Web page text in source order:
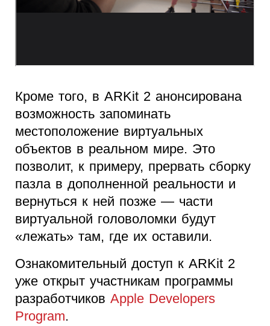
Кроме того, в ARKit 2 анонсирована
возможность запоминать
местоположение виртуальных
объектов в реальном мире. Это
позволит, к примеру, прервать сборку
пазла в дополненной реальности и
вернуться к ней позже — части
виртуальной головоломки будут
«лежать» там, где их оставили.
Ознакомительный доступ к ARKit 2
уже открыт участникам программы
разработчиков Apple Developers
Program.